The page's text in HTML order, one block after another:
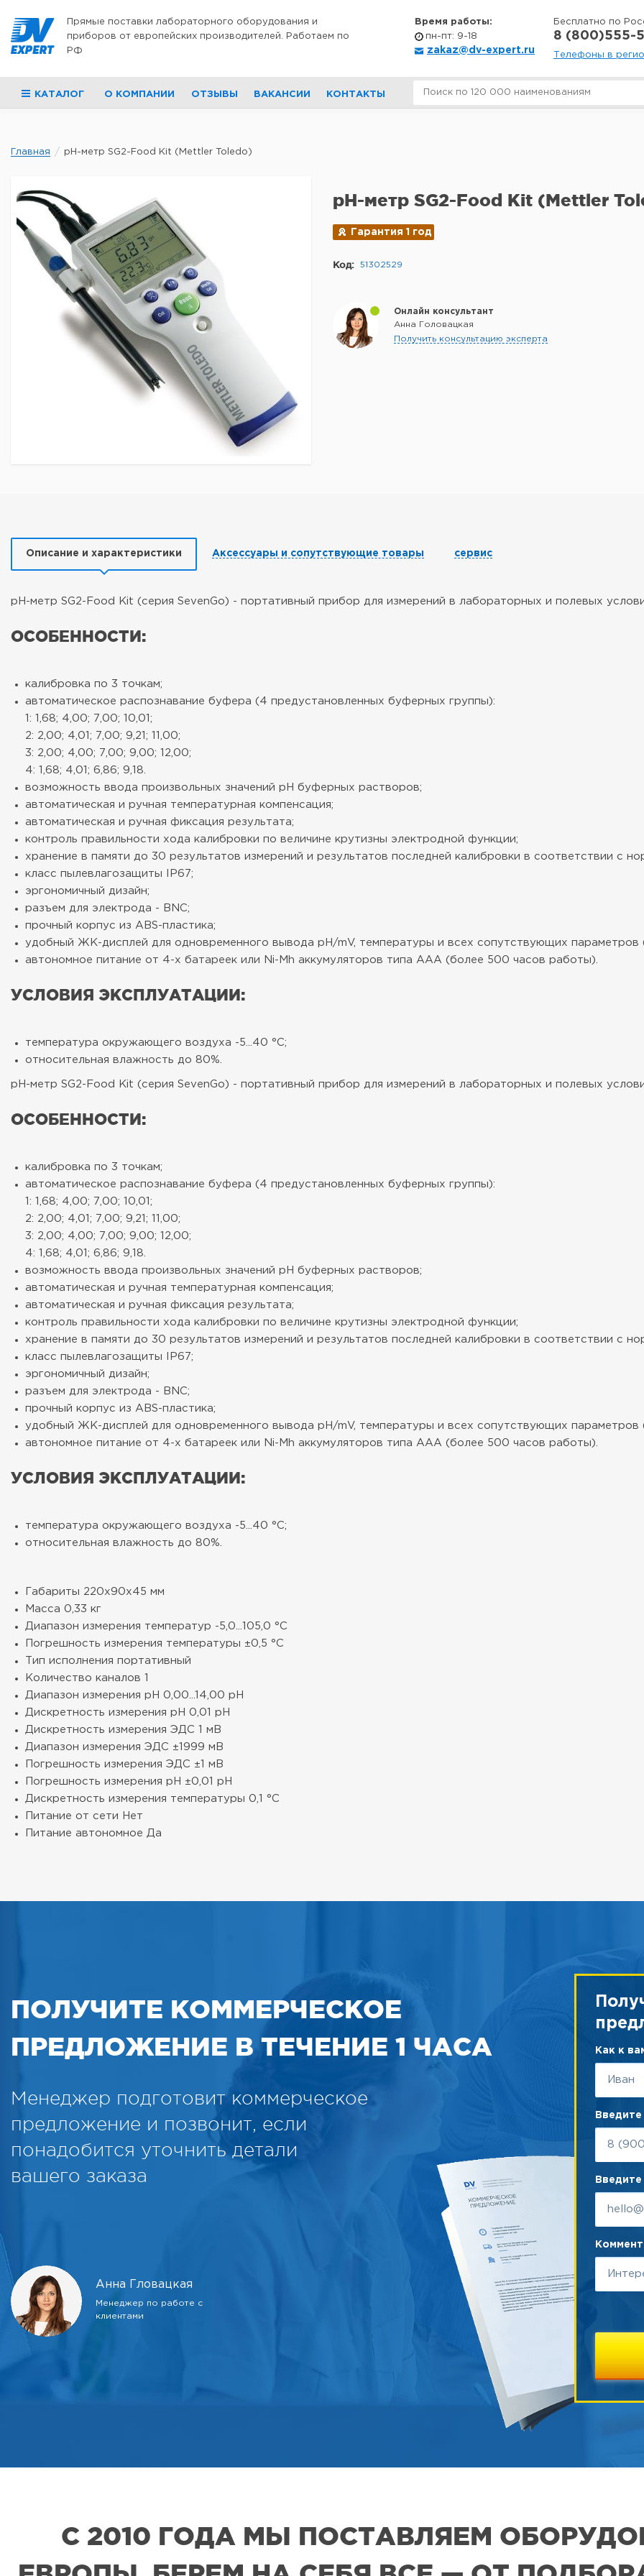
Прямые поставки лабораторного оборудования и
приборов от европейских производителей. Работаем по
РФ
Время работы:
пн-пт: 9-18
zakaz@dv-expert.ru
Бесплатно по
8 (800)555-
Телефоны в
КАТАЛОГ О КОМПАНИИ ОТЗЫВЫ ВАКАНСИИ КОНТАКТЫ
Главная pH-метр SG2-Food Kit (Mettler Toledo)
pH-метр SG2-Food Kit (Mettler
Гарантия 1 год
Код: 51302529
Онлайн консультант
Анна Головацкая
Получить консультацию эксперта
Описание и характеристики Аксессуары и сопутствующие товары сервис
pH-метр SG2-Food Kit (серия SevenGo) - портативный прибор для измерений в лабораторных и полевых
ОСОБЕННОСТИ:
калибровка по 3 точкам;
автоматическое распознавание буфера (4 предустановленных буферных группы):
1: 1,68; 4,00; 7,00; 10,01;
2: 2,00; 4,01; 7,00; 9,21; 11,00;
3: 2,00; 4,00; 7,00; 9,00; 12,00;
4: 1,68; 4,01; 6,86; 9,18.
возможность ввода произвольных значений рН буферных растворов;
автоматическая и ручная температурная компенсация;
автоматическая и ручная фиксация результата;
контроль правильности хода калибровки по величине крутизны электродной функции;
хранение в памяти до 30 результатов измерений и результатов последней калибровки в соответствии с
класс пылевлагозащиты IP67;
эргономичный дизайн;
разъем для электрода - BNC;
прочный корпус из ABS-пластика;
удобный ЖК-дисплей для одновременного вывода pH/mV, температуры и всех сопутствующих параметров
автономное питание от 4-х батареек или Ni-Mh аккумуляторов типа AAА (более 500 часов работы).
УСЛОВИЯ ЭКСПЛУАТАЦИИ:
температура окружающего воздуха -5...40 °С;
относительная влажность до 80%.
pH-метр SG2-Food Kit (серия SevenGo) - портативный прибор для измерений в лабораторных и полевых
ОСОБЕННОСТИ:
калибровка по 3 точкам;
автоматическое распознавание буфера (4 предустановленных буферных группы):
1: 1,68; 4,00; 7,00; 10,01;
2: 2,00; 4,01; 7,00; 9,21; 11,00;
3: 2,00; 4,00; 7,00; 9,00; 12,00;
4: 1,68; 4,01; 6,86; 9,18.
возможность ввода произвольных значений рН буферных растворов;
автоматическая и ручная температурная компенсация;
автоматическая и ручная фиксация результата;
контроль правильности хода калибровки по величине крутизны электродной функции;
хранение в памяти до 30 результатов измерений и результатов последней калибровки в соответствии с
класс пылевлагозащиты IP67;
эргономичный дизайн;
разъем для электрода - BNC;
прочный корпус из ABS-пластика;
удобный ЖК-дисплей для одновременного вывода pH/mV, температуры и всех сопутствующих параметров
автономное питание от 4-х батареек или Ni-Mh аккумуляторов типа AAА (более 500 часов работы).
УСЛОВИЯ ЭКСПЛУАТАЦИИ:
температура окружающего воздуха -5...40 °С;
относительная влажность до 80%.
Габариты 220х90х45 мм
Масса 0,33 кг
Диапазон измерения температур -5,0...105,0 °С
Погрешность измерения температуры ±0,5 °С
Тип исполнения портативный
Количество каналов 1
Диапазон измерения pH 0,00...14,00 pH
Дискретность измерения pH 0,01 pH
Дискретность измерения ЭДС 1 мВ
Диапазон измерения ЭДС ±1999 мВ
Погрешность измерения ЭДС ±1 мВ
Погрешность измерения pH ±0,01 рН
Дискретность измерения температуры 0,1 °С
Питание от сети
Нет
Питание автономное
Да
ПОЛУЧИТЕ КОММЕРЧЕСКОЕ
ПРЕДЛОЖЕНИЕ В ТЕЧЕНИЕ 1 ЧАСА
Менеджер подготовит коммерческое
предложение и позвонит, если
понадобится уточнить детали
вашего заказа
Анна Гловацкая
Менеджер по работе с
клиентами
Как к
С 2010 ГОДА МЫ ПОСТАВЛЯЕМ